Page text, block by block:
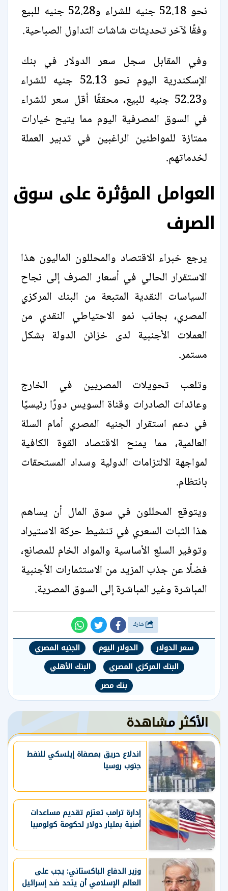
نحو 52.18 جنيه للشراء و52.28 جنيه للبيع
وفقًا لآخر تحديثات شاشات التداول الصباحية.
وفي المقابل سجل سعر الدولار في بنك
الإسكندرية اليوم نحو 52.13 جنيه للشراء
و52.23 جنيه للبيع، محققًا أقل سعر للشراء
في السوق المصرفية اليوم مما يتيح خيارات
ممتازة للمواطنين الراغبين في تدبير العملة
لخدماتهم.
العوامل المؤثرة على سوق
الصرف
يرجع خبراء الاقتصاد والمحللون الماليون هذا
الاستقرار الحالي في أسعار الصرف إلى نجاح
السياسات النقدية المتبعة من البنك المركزي
المصري، بجانب نمو الاحتياطي النقدي من
العملات الأجنبية لدى خزائن الدولة بشكل
مستمر.
وتلعب تحويلات المصريين في الخارج
وعائدات الصادرات وقناة السويس دورًا رئيسيًا
في دعم استقرار الجنيه المصري أمام السلة
العالمية، مما يمنح الاقتصاد القوة الكافية
لمواجهة الالتزامات الدولية وسداد المستحقات
بانتظام.
ويتوقع المحللون في سوق المال أن يساهم
هذا الثبات السعري في تنشيط حركة الاستيراد
وتوفير السلع الأساسية والمواد الخام للمصانع،
فضلًا عن جذب المزيد من الاستثمارات الأجنبية
المباشرة وغير المباشرة إلى السوق المصرية.
سعر الدولار الدولار اليوم
الجنيه المصري
البنك المركزي المصري
البنك الأهلي
بنك مصر
الأكثر مشاهدة
اندلاع حريق بمصفاة إيلسكي للنفط
جنوب روسيا
إدارة ترامب تعتزم ⁠تقديم مساعدات ​
أمنية بمليار ​دولار لحكومة كولومبيا
وزير الدفاع الباكستاني: يجب على
العالم الإسلامي أن يتحد ضد إسرائيل